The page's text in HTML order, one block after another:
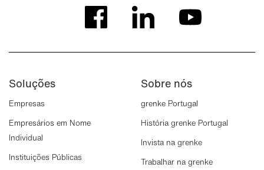
Soluções
Empresas
Empresários em Nome
Individual
Instituições Públicas
Sobre nós
grenke Portugal
História grenke Portugal
Invista na grenke
Trabalhar na grenke